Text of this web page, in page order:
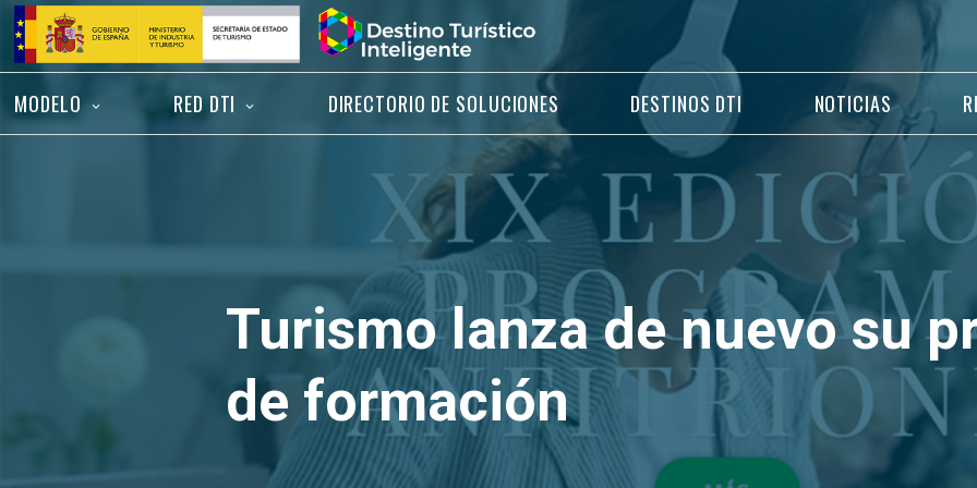
Saltar
contenido
Inicio
MODELO RED DTI DIRECTORIO DE SOLUCIONES DESTINOS DTI NOTICIAS
Turismo lanza de nuevo su
de formación